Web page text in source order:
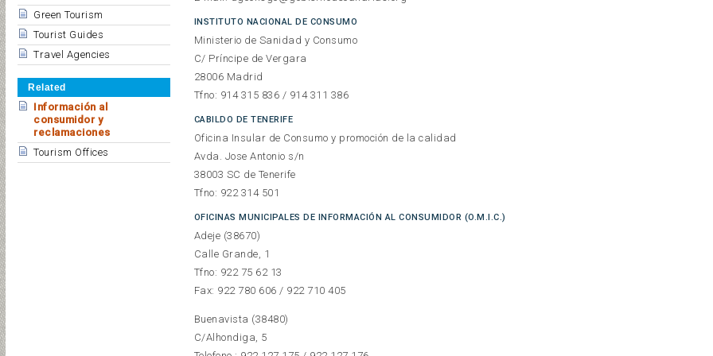
Green Tourism
Tourist Guides
Travel Agencies
Related
Información al
consumidor y
reclamaciones
Tourism Offices
INSTITUTO NACIONAL DE CONSUMO
Ministerio de Sanidad y Consumo
C/ Príncipe de Vergara
28006 Madrid
Tfno: 914 315 836 / 914 311 386
CABILDO DE TENERIFE
Oficina Insular de Consumo y promoción de la calidad
Avda. Jose Antonio s/n
38003 SC de Tenerife
Tfno: 922 314 501
OFICINAS MUNICIPALES DE INFORMACIÓN AL CONSUMIDOR (O.M.I.C.)
Adeje (38670)
Calle Grande, 1
Tfno: 922 75 62 13
Fax: 922 780 606 / 922 710 405
Buenavista (38480)
C/Alhondiga, 5